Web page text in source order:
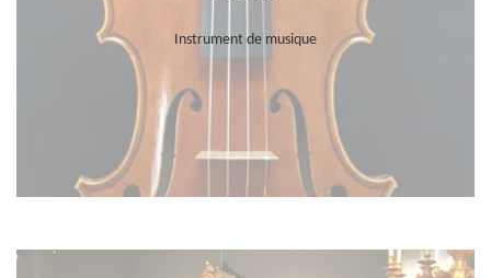
Instrument de musique